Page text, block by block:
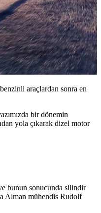
araçlardan sonra en
bir dönemin
yola çıkarak dizel motor
bunun sonucunda silindir
Alman mühendis Rudolf